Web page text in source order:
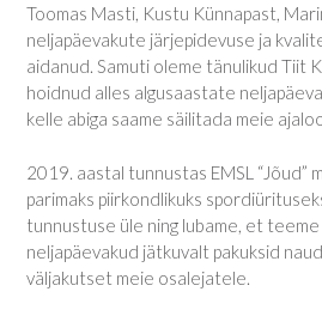
Toomas Masti, Kustu Künnapast,
neljapäevakute järjepidevuse ja
aidanud. Samuti oleme tänulikud Tiit
hoidnud alles algusaastate
kelle abiga saame säilitada meie
2019. aastal tunnustas EMSL “Jõud”
parimaks piirkondlikuks
tunnustuse üle ning lubame, et
neljapäevakud jätkuvalt pakuksid
väljakutset meie osalejatele.